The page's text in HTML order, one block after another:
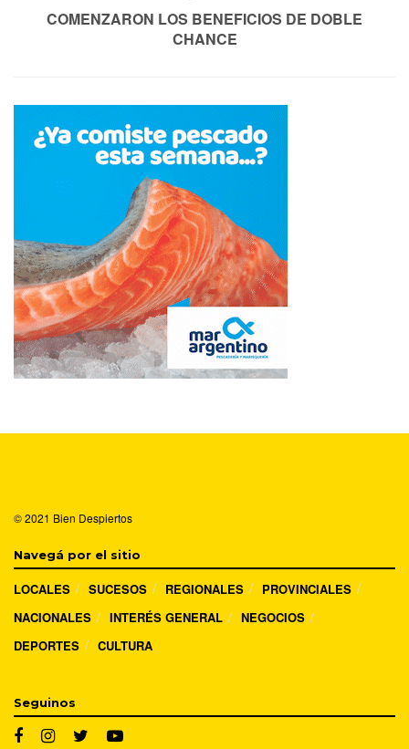
COMENZARON LOS BENEFICIOS DE DOBLE
CHANCE
© 2021 Bien Despiertos
Navegá por el sitio
LOCALES SUCESOS REGIONALES
PROVINCIALES
NACIONALES
INTERÉS GENERAL
NEGOCIOS
DEPORTES
CULTURA
Seguinos